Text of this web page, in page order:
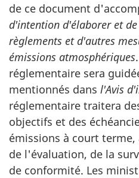
de ce document
d'intention d'élaborer et
règlements et d'autres
émissions atmosphériques
réglementaire sera
mentionnés dans l'Avis
réglementaire traitera
objectifs et des
émissions à court
de l'évaluation, de la
de conformité. Les